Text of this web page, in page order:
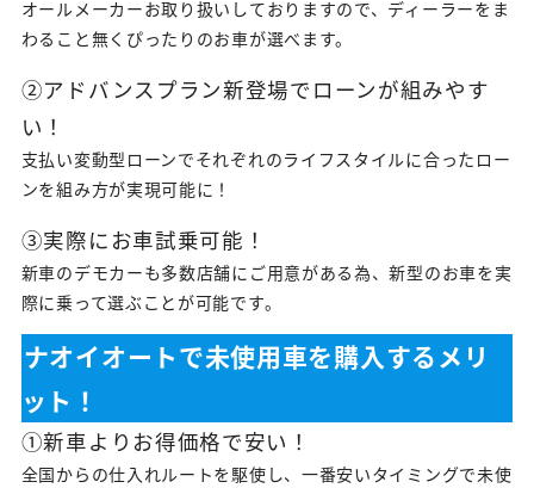
オールメーカーお取り扱いしておりますので、ディーラーをま
わること無くぴったりのお車が選べます。
②アドバンスプラン新登場でローンが組みやす
い！
支払い変動型ローンでそれぞれのライフスタイルに合ったロー
ンを組み方が実現可能に！
③実際にお車試乗可能！
新車のデモカーも多数店舗にご用意がある為、新型のお車を実
際に乗って選ぶことが可能です。
ナオイオートで未使用車を購入するメリ
ット！
①新車よりお得価格で安い！
全国からの仕入れルートを駆使し、一番安いタイミングで未使